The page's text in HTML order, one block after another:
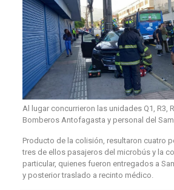
Al lugar concurrieron las unidades Q1, R3,
Bomberos Antofagasta y personal del
Producto de la colisión, resultaron cuatro
tres de ellos pasajeros del microbús y la
particular, quienes fueron entregados a
y posterior traslado a recinto médico.